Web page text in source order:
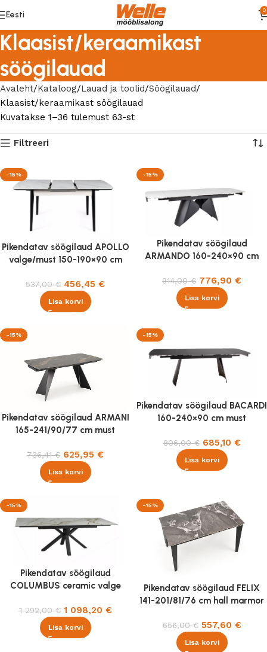
Eesti 0
Klaasist/keraamikast
söögilauad
Avaleht Kataloog Lauad ja toolid Söögilauad
Klaasist/keraamikast söögilauad
Kuvatakse 1–36 tulemust 63-st
Filtreeri
-15%
Pikendatav söögilaud APOLLO
valge/must 150-190×90 cm
537,00€ 456,45 €
Lisa korvi
-15%
Pikendatav söögilaud
ARMANDO 160-240×90 cm
914,00€ 776,90 €
Lisa korvi
-15%
Pikendatav söögilaud ARMANI
165-241/90/77 cm must
736,41€ 625,95 €
Lisa korvi
-15%
Pikendatav söögilaud BACARDI
160-240×90 cm must
806,00€ 685,10 €
Lisa korvi
-15%
Pikendatav söögilaud
COLUMBUS ceramic valge
1 292,00€ 1 098,20 €
Lisa korvi
-15%
Pikendatav söögilaud FELIX
141-201/81/76 cm hall marmor
656,00€ 557,60 €
Lisa korvi